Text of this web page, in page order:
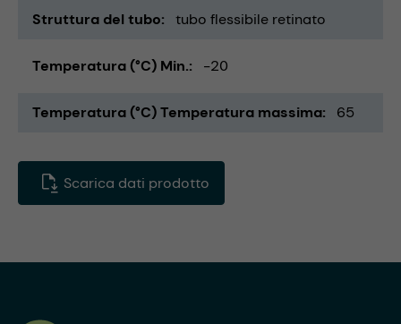
Struttura del tubo tubo flessibile retinato
Temperatura (°C) Min. -20
Temperatura (°C) Temperatura massima 65
Scarica dati prodotto